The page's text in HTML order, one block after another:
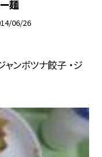
麺
06/26
ンボツナ餃子 ・ジ